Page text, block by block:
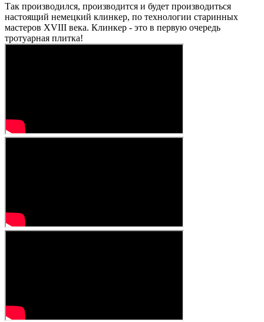
Так производился, производится и будет производиться
настоящий немецкий клинкер, по технологии старинных
мастеров XVIII века. Клинкер - это в первую очередь
тротуарная плитка!